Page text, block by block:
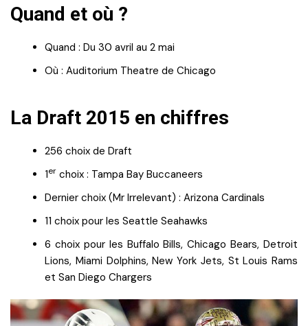
Quand et où ?
Quand : Du 30 avril au 2 mai
Où : Auditorium Theatre de Chicago
La Draft 2015 en chiffres
256 choix de Draft
1er choix : Tampa Bay Buccaneers
Dernier choix (Mr Irrelevant) : Arizona Cardinals
11 choix pour les Seattle Seahawks
6 choix pour les Buffalo Bills, Chicago Bears, Detroit
Lions, Miami Dolphins, New York Jets, St Louis Rams
et San Diego Chargers